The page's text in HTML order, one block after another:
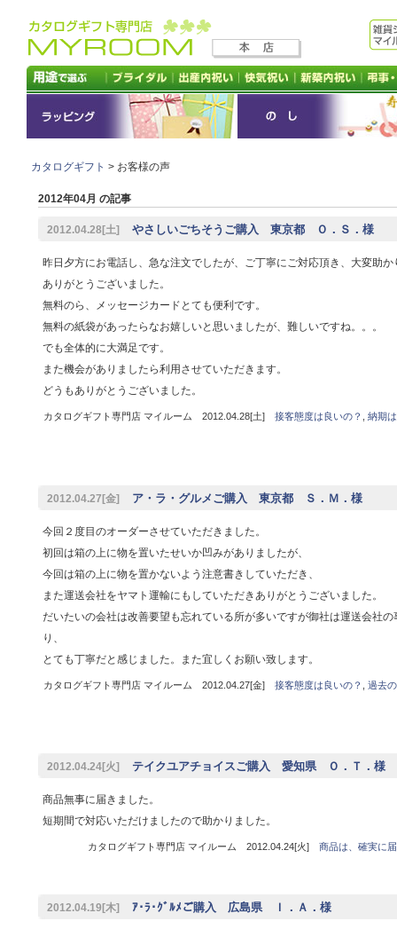
カタログギフト > お客様の声
2012年04月 の記事
2012.04.28[土] やさしいごちそうご購入 東京都 Ｏ．Ｓ．様
昨日夕方にお電話し、急な注文でしたが、ご丁寧にご対応頂き、大変助か
ありがとうございました。
無料のら、メッセージカードとても便利です。
無料の紙袋があったらなお嬉しいと思いましたが、難しいですね。。。
でも全体的に大満足です。
また機会がありましたら利用させていただきます。
どうもありがとうございました。
カタログギフト専門店 マイルーム 2012.04.28[土] 接客態度は良いの？ 納期
2012.04.27[金] ア・ラ・グルメご購入 東京都 Ｓ．Ｍ．様
今回２度目のオーダーさせていただきました。
初回は箱の上に物を置いたせいか凹みがありましたが、
今回は箱の上に物を置かないよう注意書きしていただき、
また運送会社をヤマト運輸にもしていただきありがとうございました。
だいたいの会社は改善要望も忘れている所が多いですが御社は運送会社
り、
とても丁寧だと感じました。また宜しくお願い致します。
カタログギフト専門店 マイルーム 2012.04.27[金] 接客態度は良いの？ 過去
2012.04.24[火] テイクユアチョイスご購入 愛知県 Ｏ．Ｔ．様
商品無事に届きました。
短期間で対応いただけましたので助かりました。
カタログギフト専門店 マイルーム 2012.04.24[火] 商品は、確実に
2012.04.19[木] ｱ･ﾗ･ｸﾞﾙﾒご購入 広島県 Ｉ．Ａ．様